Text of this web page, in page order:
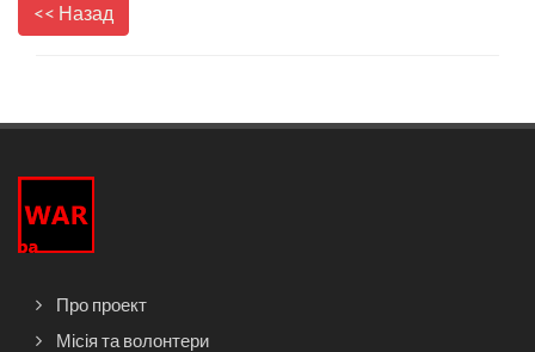
<< Назад
Про проект
Місія та волонтери